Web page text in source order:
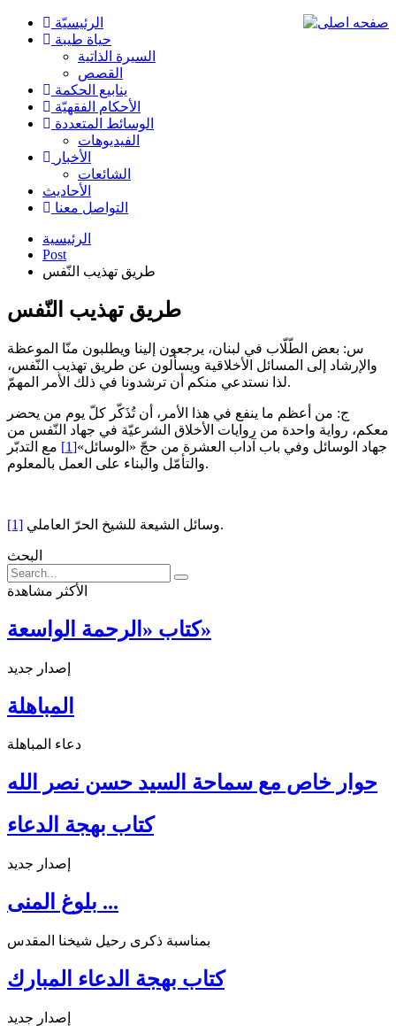
الرئیسیّة
حياة طيبة
السيرة الذاتية
القصص
ينابيع الحكمة
الأحکام الفقهیّة
الوسائط المتعددة
الفیدیوهات
الأخبار
الشائعات
الأحادیث
التواصل معنا
الرئيسية
Post
طريق تهذيب النّفس
طريق تهذيب النّفس
س: بعض الطّلّاب في لبنان، يرجعون إلينا ويطلبون منّا الموعظة
والإرشاد إلى المسائل الأخلاقية ويسألون عن طريق تهذيب النّفس،
لذا نستدعي منكم أن ترشدونا في ذلك الأمر المهمّ.
ج: من أعظم ما ينفع في هذا الأمر، أن تُذَكّر كلّ يوم من يحضر
معكم، رواية واحدة من روايات الأخلاق الشرعيّة في جهاد النّفس من
جهاد الوسائل وفي باب آداب العشرة من حجّ «الوسائل»[1]
مع التدبّر
والتأمّل والبناء على العمل بالمعلوم.
[1] وسائل الشيعة للشيخ الحرّ العاملي.
البحث
الأكثر مشاهدة
كتاب «الرحمة الواسعة»
إصدار جديد
المباهلة
دعاء المباهلة
حوار خاص مع سماحة السيد حسن نصر الله
كتاب بهجة الدعاء
إصدار جديد
بلوغ المنى ...
بمناسبة ذكرى رحيل شيخنا المقدس
كتاب بهجة الدعاء المبارك
إصدار جديد